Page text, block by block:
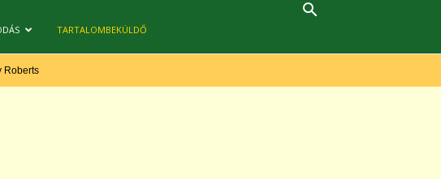
TARTALOMBEKÜLDŐ
Roberts